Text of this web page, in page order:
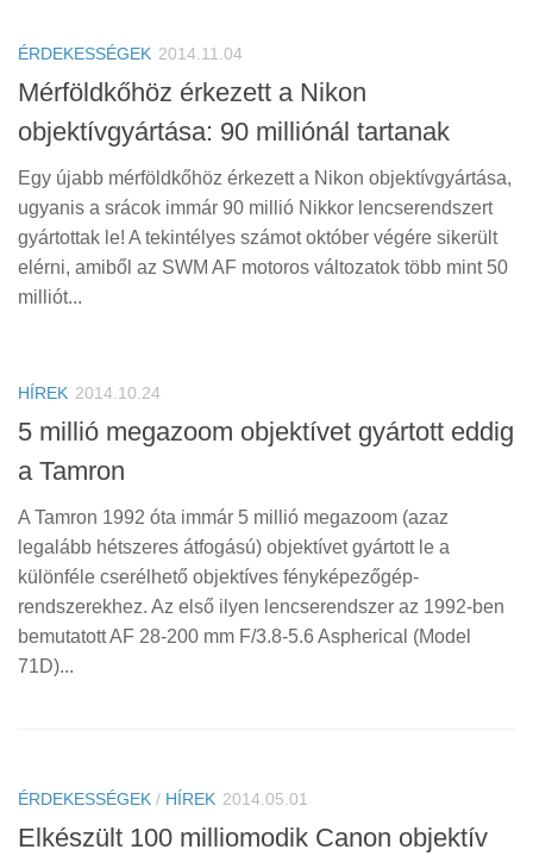
ÉRDEKESSÉGEK 2014.11.04
Mérföldkőhöz érkezett a Nikon
objektívgyártása: 90 milliónál tartanak
Egy újabb mérföldkőhöz érkezett a Nikon objektívgyártása,
ugyanis a srácok immár 90 millió Nikkor lencserendszert
gyártottak le! A tekintélyes számot október végére sikerült
elérni, amiből az SWM AF motoros változatok több mint 50
milliót...
HÍREK 2014.10.24
5 millió megazoom objektívet gyártott eddig
a Tamron
A Tamron 1992 óta immár 5 millió megazoom (azaz
legalább hétszeres átfogású) objektívet gyártott le a
különféle cserélhető objektíves fényképezőgép-
rendszerekhez. Az első ilyen lencserendszer az 1992-ben
bemutatott AF 28-200 mm F/3.8-5.6 Aspherical (Model
71D)...
ÉRDEKESSÉGEK / HÍREK 2014.05.01
Elkészült 100 milliomodik Canon objektív